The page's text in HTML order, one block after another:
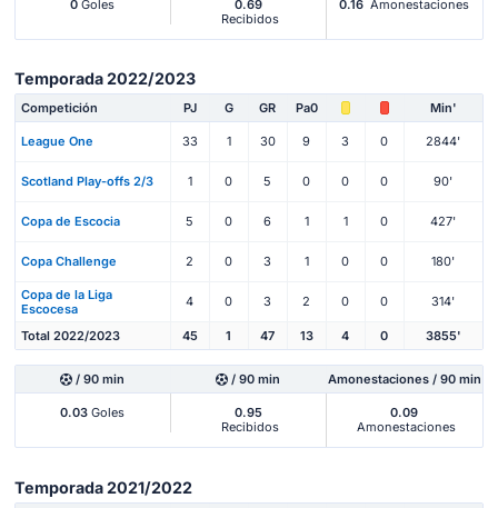
0 Goles
0.69
Recibidos
0.16 Amonestaciones
Temporada 2022/2023
Competición PJ G GR Pa0 Min'
League One 33 1 30 9 3 0 2844'
Scotland Play-offs 2/3 1 0 5 0 0 0 90'
Copa de Escocia 5 0 6 1 1 0 427'
Copa Challenge 2 0 3 1 0 0 180'
Copa de la Liga
Escocesa
4 0 3 2 0 0 314'
Total 2022/2023 45 1 47 13 4 0 3855'
/ 90 min / 90 min Amonestaciones / 90 min
0.03 Goles
0.95
Recibidos
0.09
Amonestaciones
Temporada 2021/2022